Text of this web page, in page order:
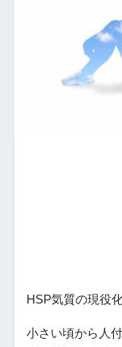
HSP気質の現役
小さい頃から人